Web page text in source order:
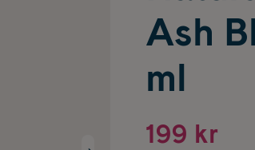
Ash
ml
199 kr